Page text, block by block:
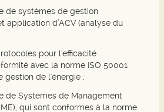
de systèmes de gestion
application d’ACV (analyse du
pour l'efficacité
avec la norme ISO 50001
gestion de l'énergie ;
de Systèmes de Management
qui sont conformes à la norme